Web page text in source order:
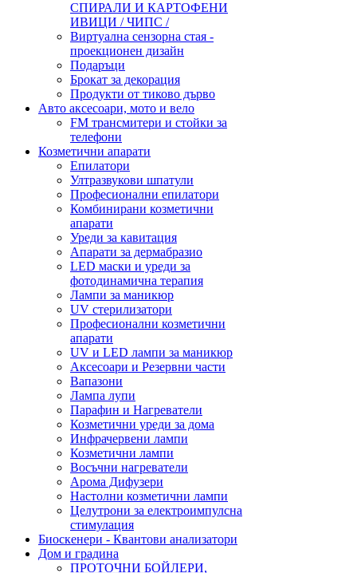
СПИРАЛИ И КАРТОФЕНИ
ИВИЦИ / ЧИПС /
Виртуална сензорна стая -
проекционен дизайн
Подаръци
Брокат за декорация
Продукти от тиково дърво
Авто аксесоари, мото и вело
FM трансмитери и стойки за
телефони
Козметични апарати
Епилатори
Ултразвукови шпатули
Професионални епилатори
Комбинирани козметични
апарати
Уреди за кавитация
Апарати за дермабразио
LED маски и уреди за
фотодинамична терапия
Лампи за маникюр
UV стерилизатори
Професионални козметични
апарати
UV и LED лампи за маникюр
Аксесоари и Резервни части
Вапазони
Лампа лупи
Парафин и Нагреватели
Козметични уреди за дома
Инфрачервени лампи
Козметични лампи
Восъчни нагреватели
Арома Дифузери
Настолни козметични лампи
Целутрони за електроимпулсна
стимулация
Биоскенери - Квантови анализатори
Дом и градина
ПРОТОЧНИ БОЙЛЕРИ,